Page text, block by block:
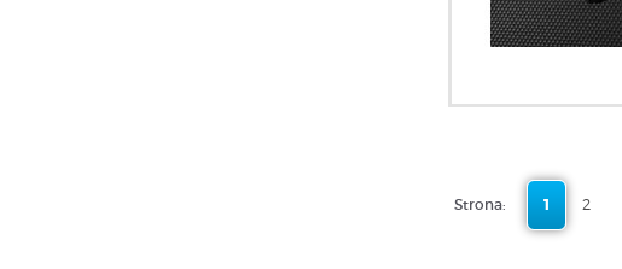
Strona: 1 2